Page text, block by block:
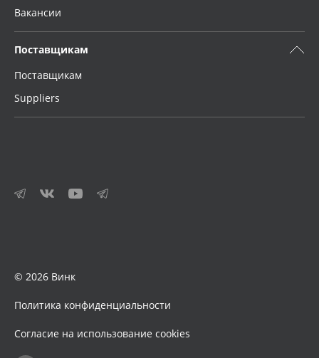
Вакансии
Поставщикам
Поставщикам
Suppliers
© 2026 Винк
Политика конфиденциальности
Согласие на использование cookies